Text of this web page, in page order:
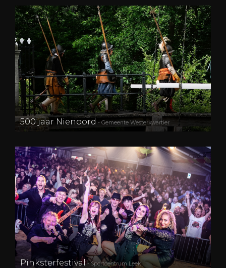
500 jaar Nienoord - Gemeente Westerkwartier
Pinksterfestival- Sportcentrum Leek